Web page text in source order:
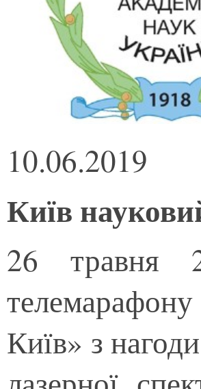
10.06.2019
Київ
26 травня
Київ» з